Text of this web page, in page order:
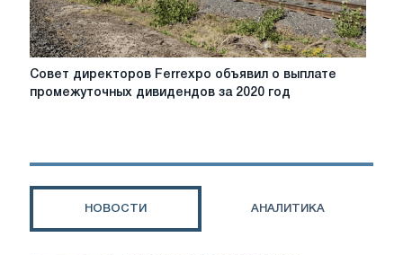
Совет
директоров
выплате
2020
Совет директоров Ferrexpo объявил о выплате
промежуточных дивидендов за 2020 год
НОВОСТИ АНАЛИТИКА